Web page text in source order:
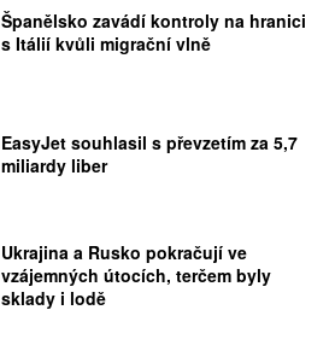
Španělsko zavádí kontroly na hranici
s Itálií kvůli migrační vlně
EasyJet souhlasil s převzetím za 5,7
miliardy liber
Ukrajina a Rusko pokračují ve
vzájemných útocích, terčem byly
sklady i lodě